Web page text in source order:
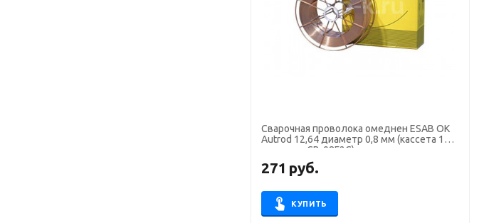
Сварочная проволока омеднен ESAB OK
Autrod 12,64 диаметр 0,8 мм (кассета 15
кг аналог СВ-08Г2С)
271 руб.
КУПИТЬ